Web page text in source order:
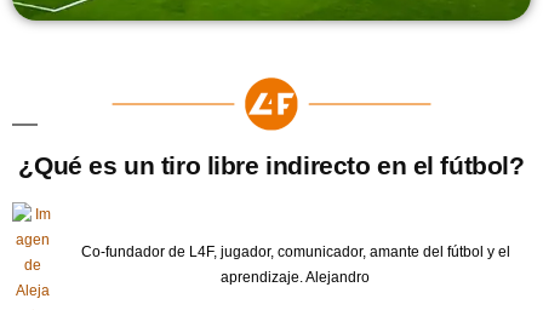
¿Qué es un tiro libre indirecto en el fútbol?
Co-fundador de L4F, jugador, comunicador, amante del fútbol y el
aprendizaje.Alejandro